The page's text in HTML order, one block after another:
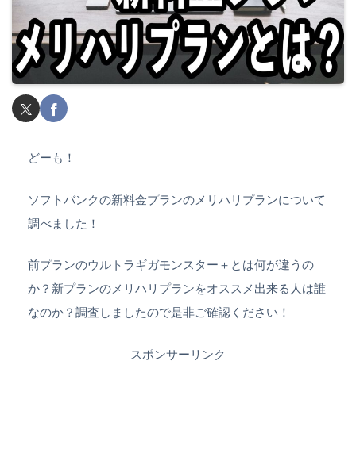
どーも！
ソフトバンクの新料金プランのメリハリプランについて
調べました！
前プランのウルトラギガモンスター＋とは何が違うの
か？新プランのメリハリプランをオススメ出来る人は誰
なのか？調査しましたので是非ご確認ください！
スポンサーリンク